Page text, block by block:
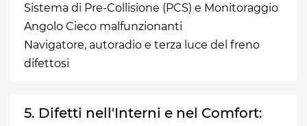
Sistema di Pre-Collisione (PCS) e Monitoraggio
Angolo Cieco malfunzionanti
Navigatore, autoradio e terza luce del freno
difettosi
5. Difetti nell'Interni e nel Comfort: